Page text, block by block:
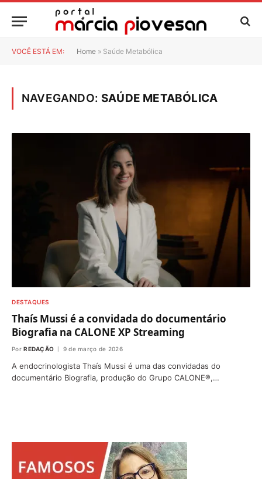
VOCÊ ESTÁ EM: Home » Saúde Metabólica
NAVEGANDO: SAÚDE METABÓLICA
DESTAQUES
Thaís Mussi é a convidada do documentário
Biografia na CALONE XP Streaming
Por REDAÇÃO 9 de março de 2026
A endocrinologista Thaís Mussi é uma das convidadas do
documentário Biografia, produção do Grupo CALONE®,…